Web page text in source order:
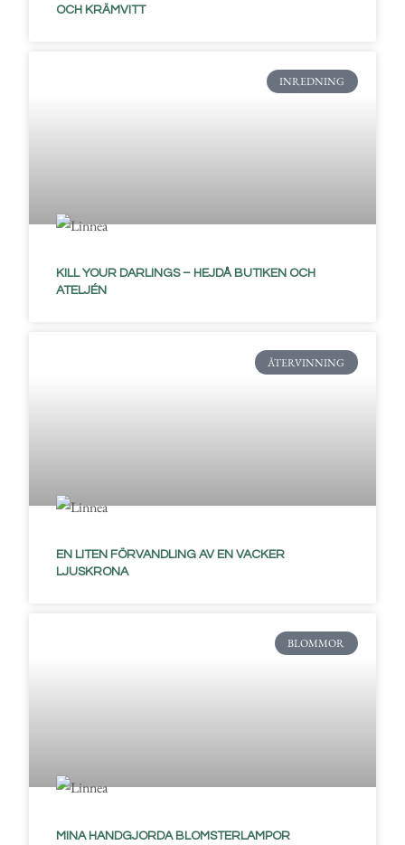
OCH KRÄMVITT
INREDNING
KILL YOUR DARLINGS – HEJDÅ BUTIKEN OCH
ATELJÉN
ÅTERVINNING
EN LITEN FÖRVANDLING AV EN VACKER
LJUSKRONA
BLOMMOR
MINA HANDGJORDA BLOMSTERLAMPOR